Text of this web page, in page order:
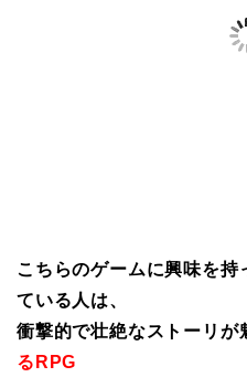
こちらのゲームに興味を持
ている人は、
衝撃的で壮絶なストーリが
るRPG